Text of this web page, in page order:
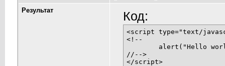
Результат Код:
<script type="text/
<!--
//-->
</script>